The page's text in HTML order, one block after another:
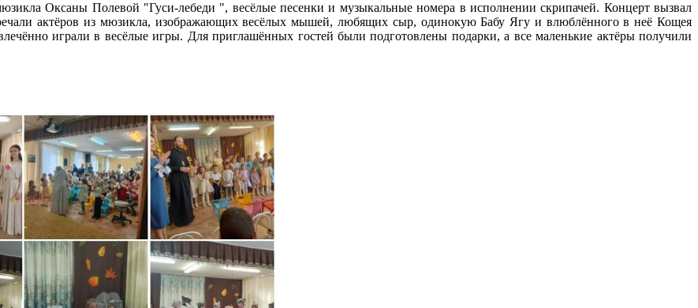
Оксаны Полевой "Гуси-лебеди ", весёлые песенки и музыкальные номера в исполнении скрипачей. Концерт вызвал
актёров из мюзикла, изображающих весёлых мышей, любящих сыр, одинокую Бабу Ягу и влюблённого в неё Кощея
играли в весёлые игры. Для приглашённых гостей были подготовлены подарки, а все маленькие актёры получили